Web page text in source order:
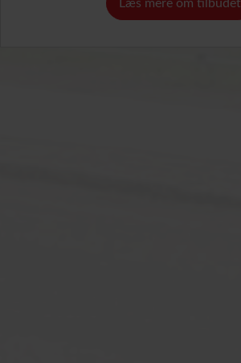
Læs mere om tilbudet